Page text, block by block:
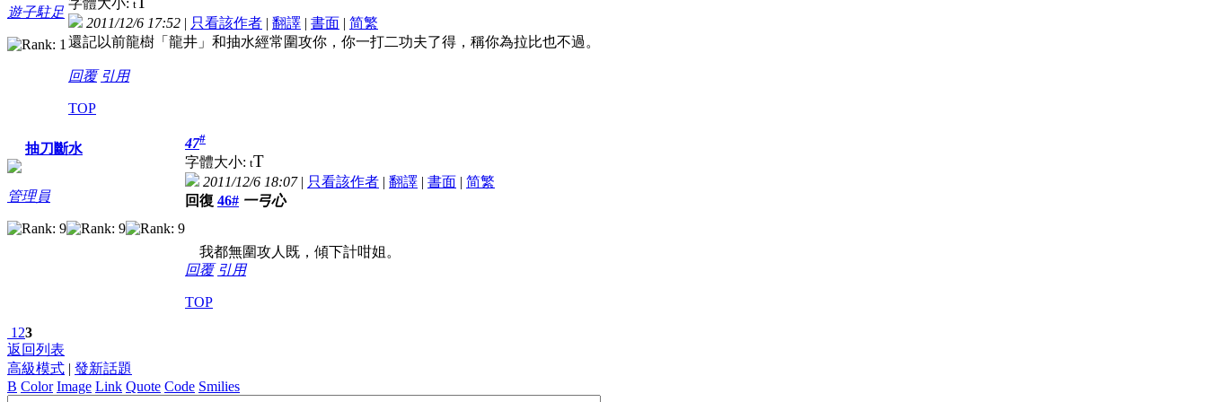
遊子駐足
t
2011/12/6 17:52 | 只看該作者 | 翻譯 | 書面 | 简繁
還記以前龍樹「龍井」和抽水經常圍攻你，你一打二功夫了得，稱你為拉比也不過。
回覆 引用
TOP
抽刀斷水
管理員
47#
字體大小: tT
2011/12/6 18:07| 只看該作者 | 翻譯 | 書面 | 简繁
回復 46# 一弓心
我都無圍攻人既，傾下計咁姐。
回覆 引用
TOP
1 23
返回列表
高級模式 | 發新話題
B Color Image Link Quote Code Smilies